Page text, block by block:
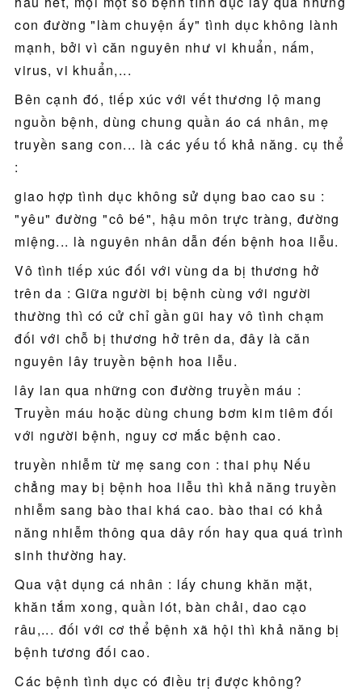
con đường "làm chuyện ấy" tình dục không lành
mạnh, bởi vì căn nguyên như vi khuẩn, nấm,
virus, vi khuẩn,...
Bên cạnh đó, tiếp xúc với vết thương lộ mang
nguồn bệnh, dùng chung quần áo cá nhân, mẹ
truyền sang con... là các yếu tố khả năng. cụ thể
:
giao hợp tình dục không sử dụng bao cao su :
"yêu" đường "cô bé", hậu môn trực tràng, đường
miệng... là nguyên nhân dẫn đến bệnh hoa liễu.
Vô tình tiếp xúc đối với vùng da bị thương hở
trên da : Giữa người bị bệnh cùng với người
thường thì có cử chỉ gần gũi hay vô tình chạm
đối với chỗ bị thương hở trên da, đây là căn
nguyên lây truyền bệnh hoa liễu.
lây lan qua những con đường truyền máu :
Truyền máu hoặc dùng chung bơm kim tiêm đối
với người bệnh, nguy cơ mắc bệnh cao.
truyền nhiễm từ mẹ sang con : thai phụ Nếu
chẳng may bị bệnh hoa liễu thì khả năng truyền
nhiễm sang bào thai khá cao. bào thai có khả
năng nhiễm thông qua dây rốn hay qua quá trình
sinh thường hay.
Qua vật dụng cá nhân : lấy chung khăn mặt,
khăn tắm xong, quần lót, bàn chải, dao cạo
râu,... đối với cơ thể bệnh xã hội thì khả năng bị
bệnh tương đối cao.
Các bệnh tình dục có điều trị được không?